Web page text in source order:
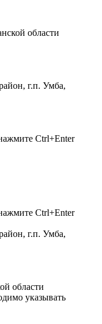
области
г.п. Умба,
Ctrl+Enter
Ctrl+Enter
г.п. Умба,
области
указывать